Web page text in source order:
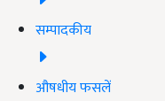
सम्पादकीय
औषधीय फसलें